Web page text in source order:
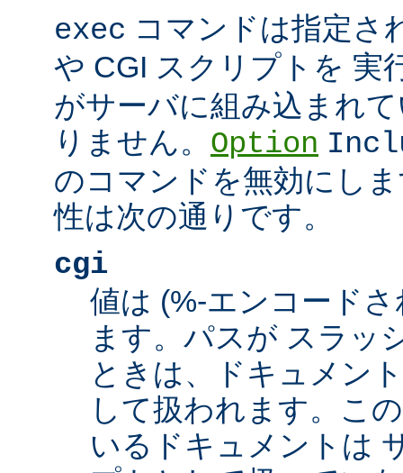
exec コマンドは指定さ
や CGI スクリプトを 実
がサーバに組み込まれ
りません。 Option
のコマンドを無効にし
性は次の通りです。
cgi
値は (%-エンコード
ます。パスが スラッ
ときは、ドキュメン
して扱われます。こ
いるドキュメントは